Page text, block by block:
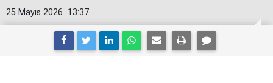
13:37
25 Mayıs 2026